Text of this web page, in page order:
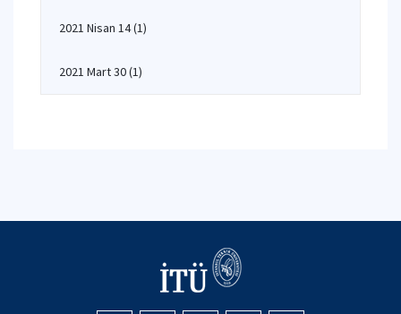
2021 Nisan 14(1)
2021 Mart 30(1)